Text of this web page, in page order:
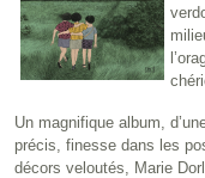
Un magnifique album,
précis, finesse dans les
décors veloutés, Marie